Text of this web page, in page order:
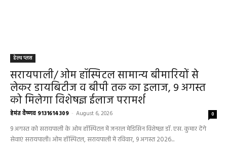
हेल्थ प्लस
सरायपाली/ ओम हॉस्पिटल सामान्य बीमारियों से
लेकर डायबिटीज व बीपी तक का इलाज, 9 अगस्त
को मिलेगा विशेषज्ञ ईलाज परामर्श
हेमंत वैष्णव 9131614309 - August 6, 2026 0
9 अगस्त को सरायपाली के ओम हॉस्पिटल में जनरल मेडिसिन विशेषज्ञ डॉ. एस. कुमार देंगे
सेवाएं सरायपाली। ओम हॉस्पिटल, सरायपाली में रविवार, 9 अगस्त 2026...